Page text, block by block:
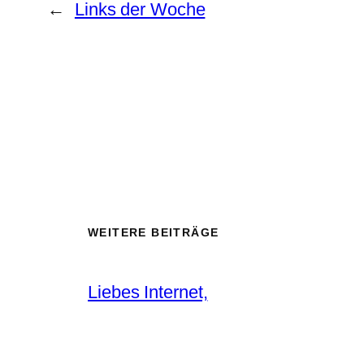
← Links der Woche
WEITERE BEITRÄGE
Liebes Internet,